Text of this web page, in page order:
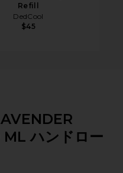
Refill
DedCool
$45
ハンドロー